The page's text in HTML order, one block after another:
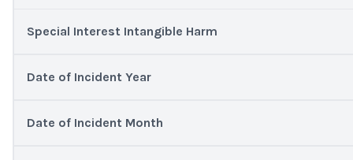
Special Interest Intangible Harm
Date of Incident Year
Date of Incident Month